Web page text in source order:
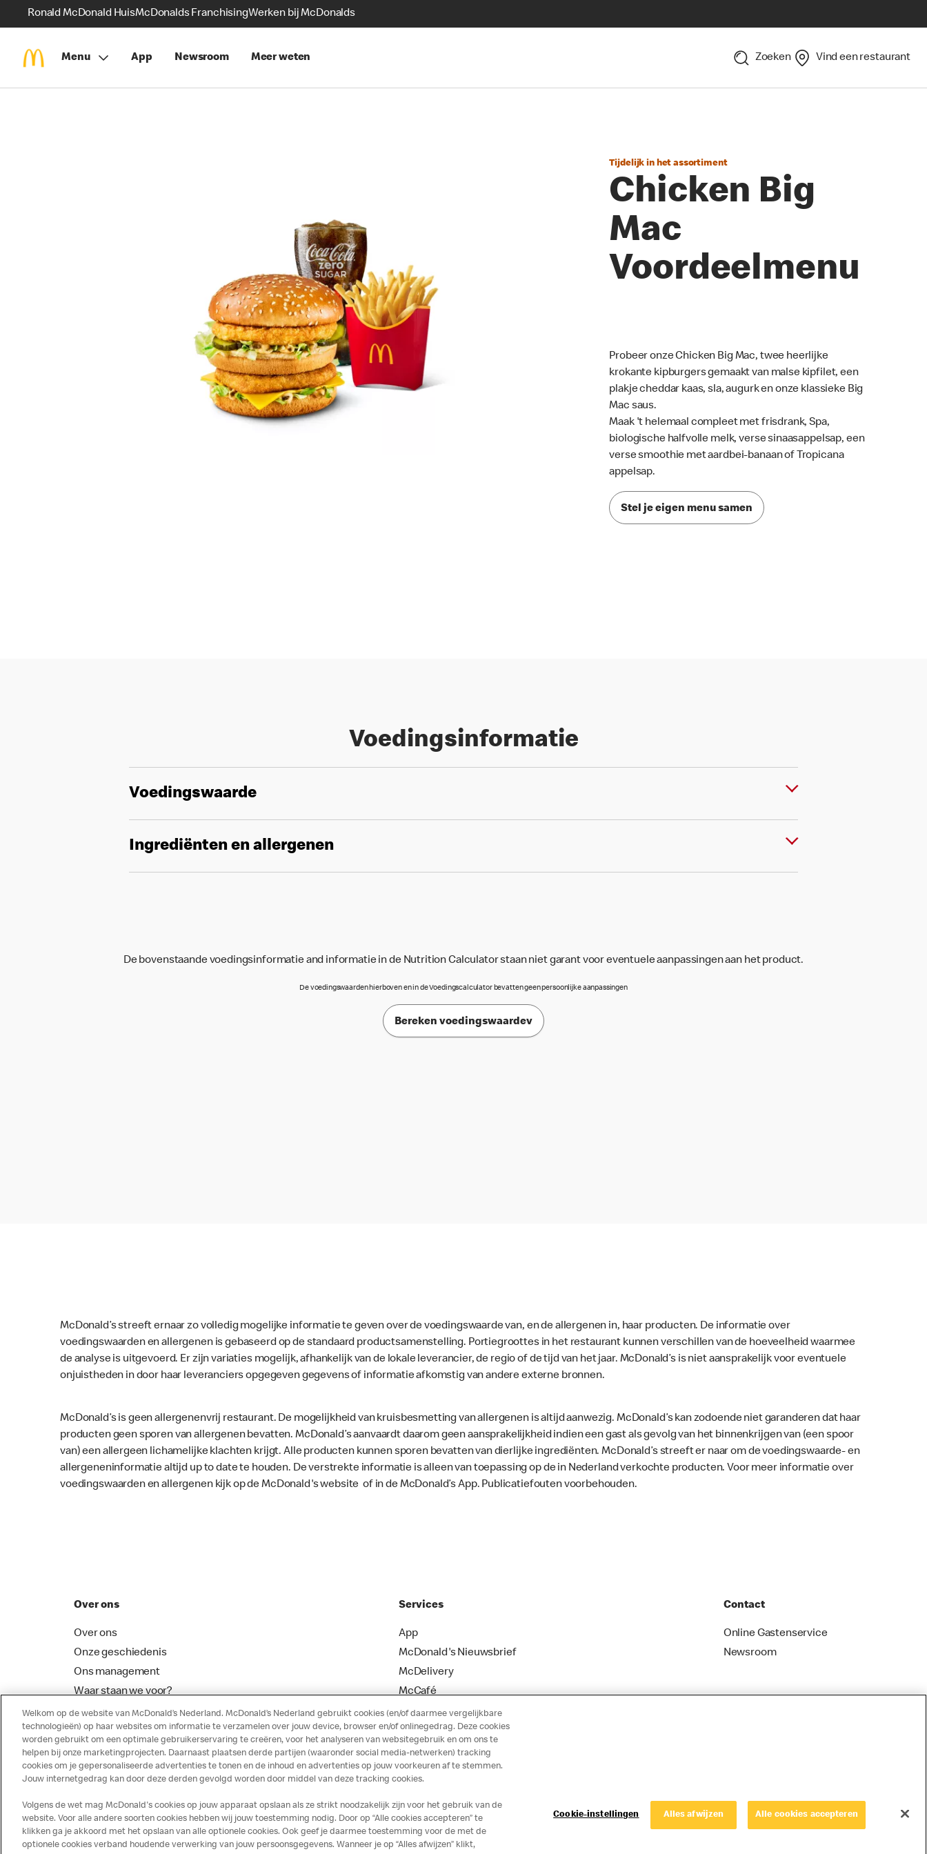
Ronald McDonald HuisMcDonalds FranchisingWerken bij McDonalds
Menu App Newsroom Meer weten Zoeken Vind een restaurant
Tijdelijk in het assortiment
Chicken Big
Mac
Voordeelmenu
Probeer onze Chicken Big Mac, twee heerlijke
krokante kipburgers gemaakt van malse kipfilet, een
plakje cheddar kaas, sla, augurk en onze klassieke Big
Mac saus.
Maak 't helemaal compleet met frisdrank, Spa,
biologische halfvolle melk, verse sinaasappelsap, een
verse smoothie met aardbei-banaan of Tropicana
appelsap.
Stel je eigen menu samen
Voedingsinformatie
Voedingswaarde
Ingrediënten en allergenen
De bovenstaande voedingsinformatie and informatie in de Nutrition Calculator staan niet garant voor eventuele aanpassingen aan het product.
De voedingswaarden hierboven en in de Voedingscalculator bevatten geen persoonlijke aanpassingen
Bereken voedingswaardev
McDonald’s streeft ernaar zo volledig mogelijke informatie te geven over de voedingswaarde van, en de allergenen in, haar producten. De informatie over
voedingswaarden en allergenen is gebaseerd op de standaard productsamenstelling. Portiegroottes in het restaurant kunnen verschillen van de hoeveelheid waarmee
de analyse is uitgevoerd. Er zijn variaties mogelijk, afhankelijk van de lokale leverancier, de regio of de tijd van het jaar. McDonald’s is niet aansprakelijk voor eventuele
onjuistheden in door haar leveranciers opgegeven gegevens of informatie afkomstig van andere externe bronnen.
McDonald’s is geen allergenenvrij restaurant. De mogelijkheid van kruisbesmetting van allergenen is altijd aanwezig. McDonald’s kan zodoende niet garanderen dat haar
producten geen sporen van allergenen bevatten. McDonald’s aanvaardt daarom geen aansprakelijkheid indien een gast als gevolg van het binnenkrijgen van (een spoor
van) een allergeen lichamelijke klachten krijgt. Alle producten kunnen sporen bevatten van dierlijke ingrediënten. McDonald’s streeft er naar om de voedingswaarde- en
allergeneninformatie altijd up to date te houden. De verstrekte informatie is alleen van toepassing op de in Nederland verkochte producten. Voor meer informatie over
voedingswaarden en allergenen kijk op de McDonald's website of in de McDonald’s App. Publicatiefouten voorbehouden.
Over ons
Over ons
Onze geschiedenis
Ons management
Waar staan we voor?
McDonalds Franchising
Services
App
McDonald's Nieuwsbrief
McDelivery
McCafé
Contact
Online Gastenservice
Newsroom
Disclaimer Privacy Cookies
Welkom op de website van McDonald’s Nederland. McDonald’s Nederland gebruikt cookies (en/of daarmee vergelijkbare
technologieën) op haar websites om informatie te verzamelen over jouw device, browser en/of onlinegedrag. Deze cookies
worden gebruikt om een optimale gebruikerservaring te creëren, voor het analyseren van websitegebruik en om ons te
helpen bij onze marketingprojecten. Daarnaast plaatsen derde partijen (waaronder social media-netwerken) tracking
cookies om je gepersonaliseerde advertenties te tonen en de inhoud en advertenties op jouw voorkeuren af te stemmen.
Jouw internetgedrag kan door deze derden gevolgd worden door middel van deze tracking cookies.
Volgens de wet mag McDonald's cookies op jouw apparaat opslaan als ze strikt noodzakelijk zijn voor het gebruik van de
website. Voor alle andere soorten cookies hebben wij jouw toestemming nodig. Door op “Alle cookies accepteren” te
klikken ga je akkoord met het opslaan van alle optionele cookies. Ook geef je daarmee toestemming voor de met de
optionele cookies verband houdende verwerking van jouw persoonsgegevens. Wanneer je op “Alles afwijzen” klikt,
Cookie-instellingen Alles afwijzen Alle cookies accepteren